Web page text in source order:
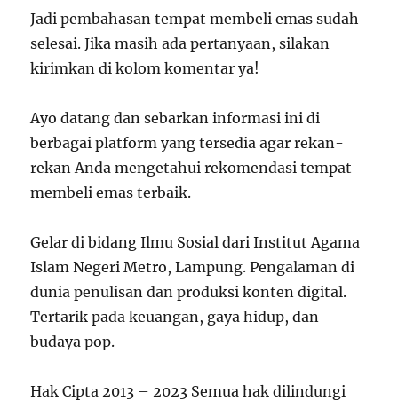
Jadi pembahasan tempat membeli emas sudah
selesai. Jika masih ada pertanyaan, silakan
kirimkan di kolom komentar ya!
Ayo datang dan sebarkan informasi ini di
berbagai platform yang tersedia agar rekan-
rekan Anda mengetahui rekomendasi tempat
membeli emas terbaik.
Gelar di bidang Ilmu Sosial dari Institut Agama
Islam Negeri Metro, Lampung. Pengalaman di
dunia penulisan dan produksi konten digital.
Tertarik pada keuangan, gaya hidup, dan
budaya pop.
Hak Cipta 2013 – 2023 Semua hak dilindungi